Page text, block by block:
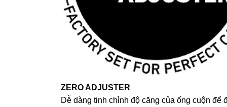
ZERO ADJUSTER
Dễ dàng tinh chỉnh độ căng của ống cuộn để